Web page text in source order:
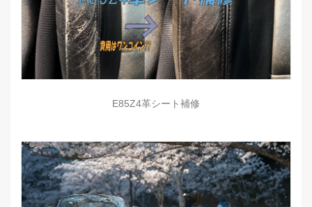
E85Z4革シート補修